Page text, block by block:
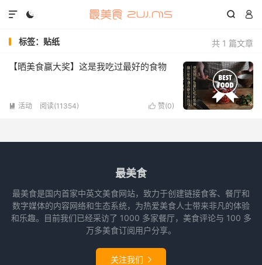
  

共 1 篇文章
标签：贴纸
【晒美食赢大奖】这是我吃过最好的食物
 赞(0)
 活动 阅读(11354)
最美食
最美食是国内首家中英文美食网站，致力于创建链接食客、餐厅和
数字媒体的内容网络和生态系统，为热爱美食人士带来非凡的体验
和乐趣。目前我们已经采访了 1000 多家餐厅，美食评论与 100 多
万多美食订阅用户分享。
关注我们 